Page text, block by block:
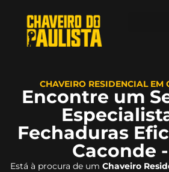
CHAVEIRO RESIDENCIAL EM
Encontre um
Fechaduras
Caconde
Está à procura de um Chaveiro